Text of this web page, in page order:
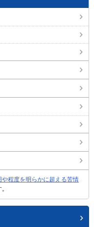
や程度を明らかに超える苦情